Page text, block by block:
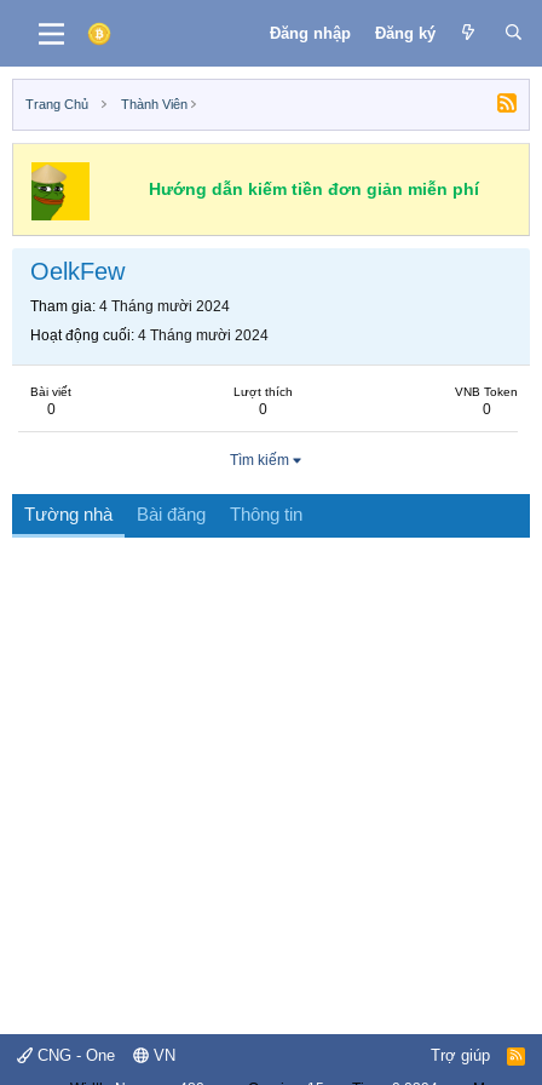
Đăng nhập Đăng ký
Trang Chủ Thành Viên
Hướng dẫn kiếm tiền đơn giản miễn phí
OelkFew
Tham gia 4 Tháng mười 2024
Hoạt động cuối 4 Tháng mười 2024
Bài viết
0
Lượt thích
0
VNB Token
0
Tìm kiếm
Tường nhà Bài đăng Thông tin
CNG - One VN Trợ giúp
R